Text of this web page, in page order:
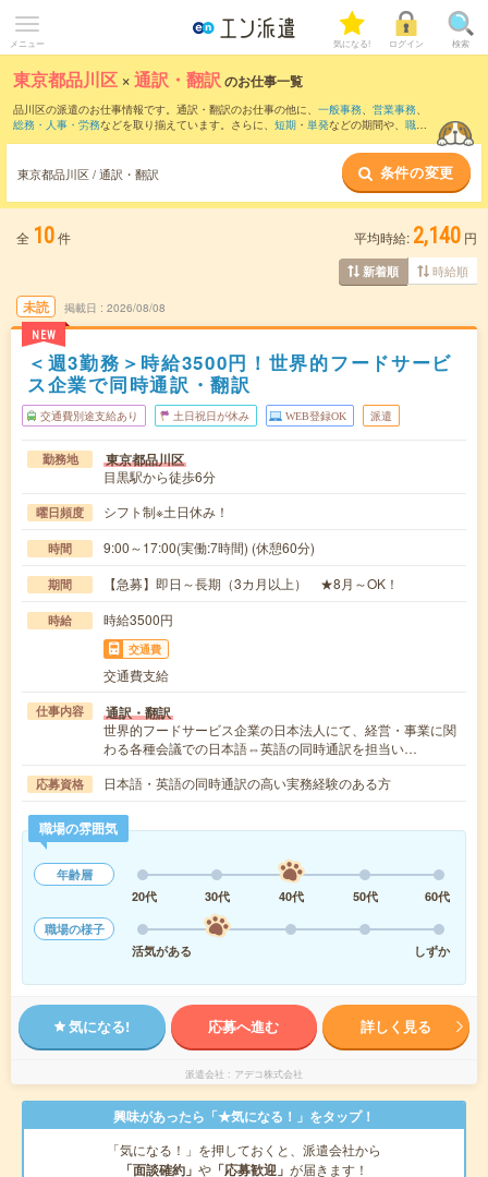
メニュー 気になる! ログイン 検索
東京都品川区 ×通訳・翻訳のお仕事一覧
品川区の派遣のお仕事情報です。通訳・翻訳のお仕事の他に、 一般事務、 営業事務、
総務・人事・労務などを取り揃えています。さらに、 短期 ・ 単発などの期間や、 職種
東京都品川区 / 通訳・翻訳 条件の変更
全 10件 平均時給: 2,140 円
新着順 時給順
未読
NEW
掲載日 2026/08/08
＜週3勤務＞時給3500円！世界的フードサービ
ス企業で同時通訳・翻訳
交通費別途支給あり 土日祝日が休み WEB登録OK 派遣
勤務地 東京都品川区
目黒駅から徒歩6分
曜日頻度 シフト制※土日休み！
時間 9:00～17:00(実働:7時間) (休憩60分)
期間 【急募】即日～長期（3カ月以上） ★8月～OK！
時給 時給3500円
交通費
交通費支給
仕事内容 通訳・翻訳
世界的フードサービス企業の日本法人にて、経営・事業に関
わる各種会議での日本語⇔英語の同時通訳を担当い…
応募資格 日本語・英語の同時通訳の高い実務経験のある方
職場の雰囲気
年齢層
20代
30代 40代 50代
60代
職場の様子
活気がある
しずか
気になる! 応募へ進む 詳しく見る
派遣会社 アデコ株式会社
興味があったら「★気になる！」をタップ！
「気になる！」を押しておくと、派遣会社から
「面談確約」 や 「応募歓迎」 が届きます！